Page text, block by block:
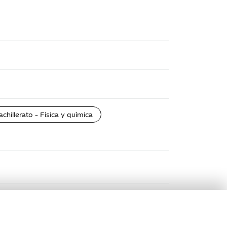
- Física y química